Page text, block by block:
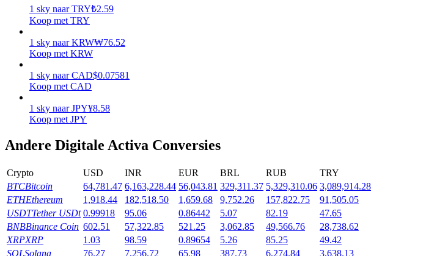
Verdienen
Verdien dagelijks competitieve beloningen
1 sky naar TRY₺2.59
Koop met TRY
1 sky naar KRW₩76.52
Koop met KRW
1 sky naar CAD$0.07581
Koop met CAD
1 sky naar JPY¥8.58
Koop met JPY
Andere Digitale Activa Conversies
Crypto USD INR EUR BRL RUB
TRY
BTCBitcoin 64,781.47 6,163,228.44 56,043.81 329,311.37 5,329,310.06 3,089,914.28
ETHEthereum 1,918.44 182,518.50 1,659.68 9,752.26 157,822.75
91,505.05
USDTTether USDt 0.99918 95.06 0.86442 5.07 82.19
47.65
BNBBinance Coin 602.51 57,322.85 521.25 3,062.85 49,566.76
28,738.62
XRPXRP 1.03 98.59 0.89654 5.26 85.25
49.42
SOLSolana 76.27 7,256.72 65.98 387.73 6,274.84
3,638.13